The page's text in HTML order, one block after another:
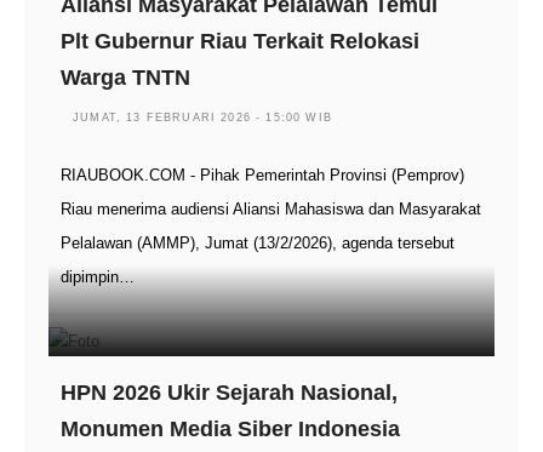
Aliansi Masyarakat Pelalawan Temui
Plt Gubernur Riau Terkait Relokasi
Warga TNTN
JUMAT, 13 FEBRUARI 2026 - 15:00 WIB
RIAUBOOK.COM - Pihak Pemerintah Provinsi (Pemprov)
Riau menerima audiensi Aliansi Mahasiswa dan Masyarakat
Pelalawan (AMMP), Jumat (13/2/2026), agenda tersebut
dipimpin…
HPN 2026 Ukir Sejarah Nasional,
Monumen Media Siber Indonesia